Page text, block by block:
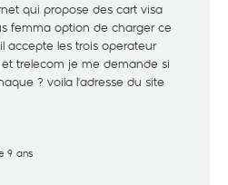
qui propose des cart visa
femma option de charger ce
accepte les trois operateur
trelecom je me demande si
? voila l'adresse du site
9 ans